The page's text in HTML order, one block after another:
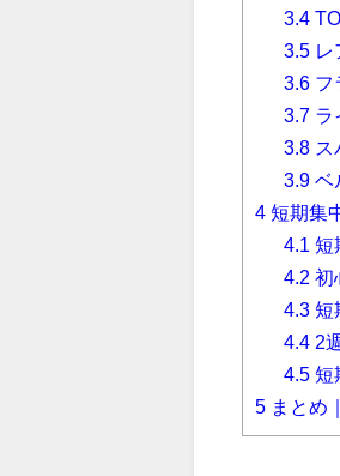
3.4
3.5 レ
3.6 フ
3.7 ラ
3.8 ス
3.9 ベ
4 短期集
4.1 短
4.2 初
4.3 短
4.4 2
4.5 短
5 まとめ